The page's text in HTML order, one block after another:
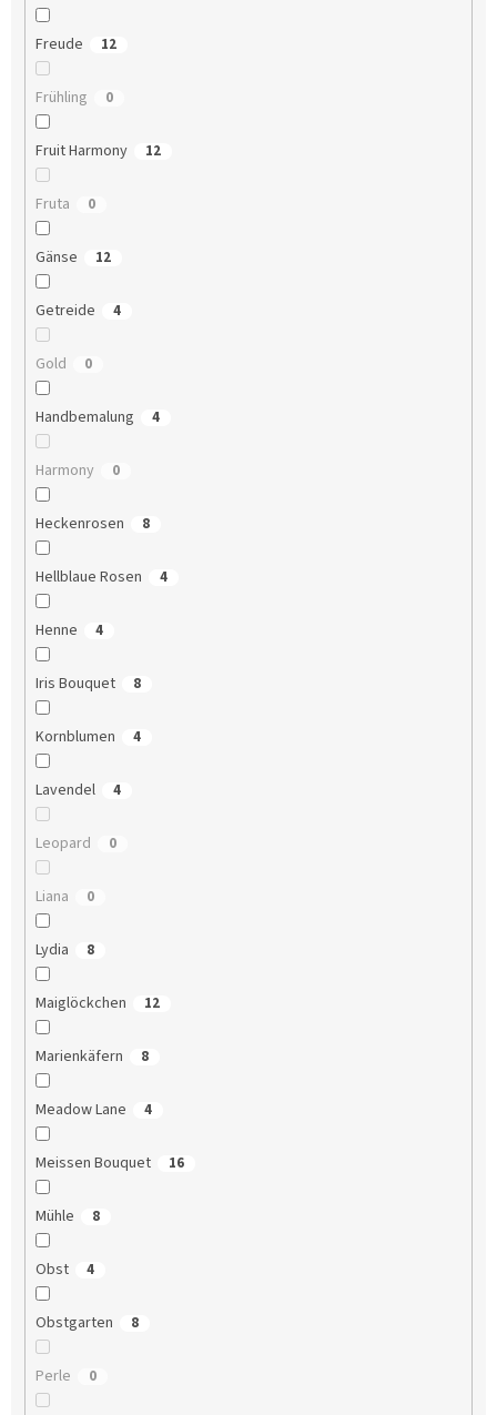
Freude 12
Frühling 0
Fruit Harmony 12
Fruta 0
Gänse 12
Getreide 4
Gold 0
Handbemalung 4
Harmony 0
Heckenrosen 8
Hellblaue Rosen 4
Henne 4
Iris Bouquet 8
Kornblumen 4
Lavendel 4
Leopard 0
Liana 0
Lydia 8
Maiglöckchen 12
Marienkäfern 8
Meadow Lane 4
Meissen Bouquet 16
Mühle 8
Obst 4
Obstgarten 8
Perle 0